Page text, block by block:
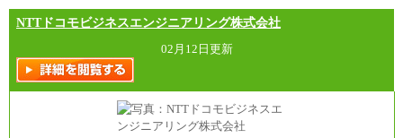
■（株）JTBグローバルマーケティング＆トラベル
訪日事業職 月給202,000～227,000円＋地域間調整
給
※詳細はJTBキャリアサイトよりご確認ください。
■(株)JTBビジネストランスフォーム
総合職 月給205,000～225,000円＋地域間調整給
エリア総合職 月給185,000円＋地域間調整給
NTTドコモビジネスエンジニアリング株式会社
02月12日更新